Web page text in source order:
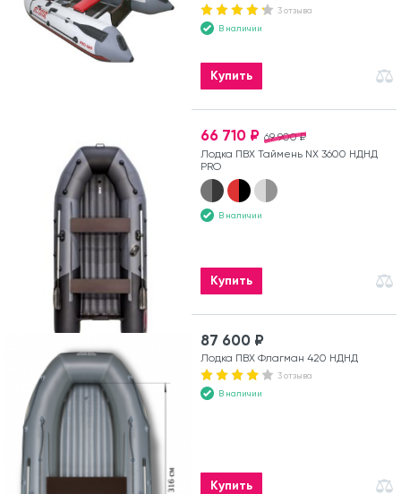
3 отзыва
В наличии
Купить
69 900 ₽
66 710 ₽
Лодка ПВХ Таймень NX 3600 НДНД
PRO
В наличии
Купить
87 600 ₽
Лодка ПВХ Флагман 420 НДНД
3 отзыва
В наличии
Купить